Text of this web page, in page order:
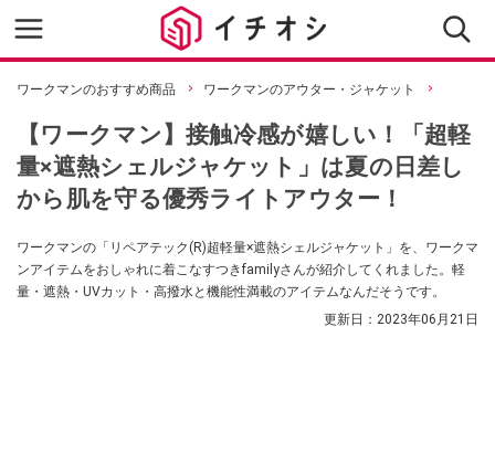
ワークマンのおすすめ商品 ワークマンのアウター・ジャケット
【ワークマン】接触冷感が嬉しい！「超軽
量×遮熱シェルジャケット」は夏の日差し
から肌を守る優秀ライトアウター！
ワークマンの「リペアテック(R)超軽量×遮熱シェルジャケット」を、ワークマ
ンアイテムをおしゃれに着こなすつきfamilyさんが紹介してくれました。軽
量・遮熱・UVカット・高撥水と機能性満載のアイテムなんだそうです。
更新日： 2023年06月21日